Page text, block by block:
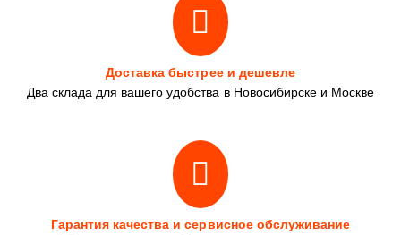
Доставка быстрее и дешевле
Два склада для вашего удобства в Новосибирске и Москве
Гарантия качества и сервисное обслуживание